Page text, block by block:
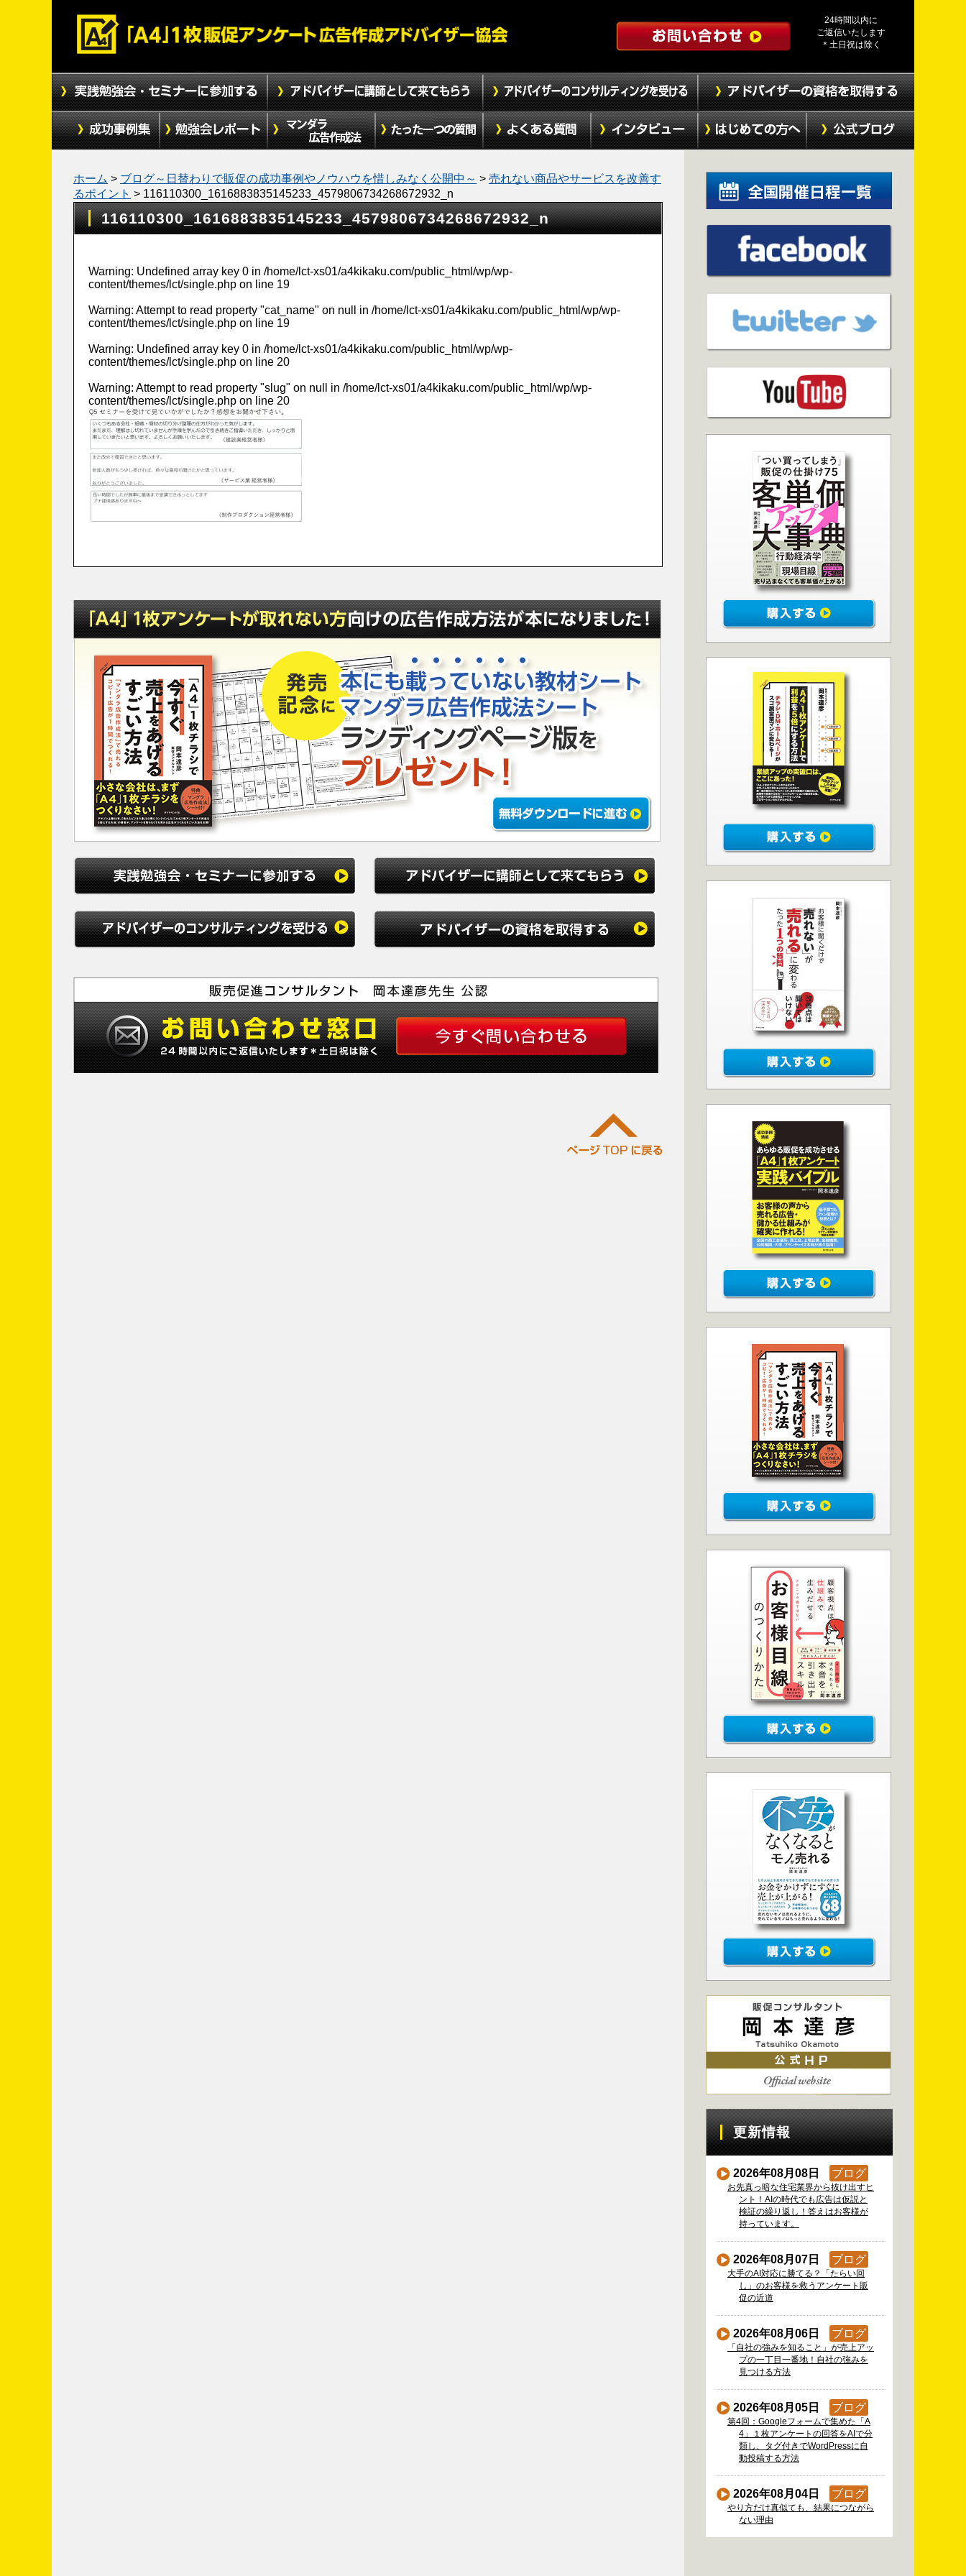
24時間以内に
ご返信いたします
＊土日祝は除く
ホーム > ブログ～日替わりで販促の成功事例やノウハウを惜しみなく公開中～ > 売れない商品やサービスを改善す
るポイント > 116110300_1616883835145233_4579806734268672932_n
116110300_1616883835145233_4579806734268672932_n
Warning: Undefined array key 0 in /home/lct-xs01/a4kikaku.com/public_html/wp/wp-
content/themes/lct/single.php on line 19
Warning: Attempt to read property "cat_name" on null in /home/lct-xs01/a4kikaku.com/public_html/wp/wp-
content/themes/lct/single.php on line 19
Warning: Undefined array key 0 in /home/lct-xs01/a4kikaku.com/public_html/wp/wp-
content/themes/lct/single.php on line 20
Warning: Attempt to read property "slug" on null in /home/lct-xs01/a4kikaku.com/public_html/wp/wp-
content/themes/lct/single.php on line 20
更新情報
2026年08月08日 ブログ
お先真っ暗な住宅業界から抜け出すヒ
ント！AIの時代でも広告は仮説と
検証の繰り返し！答えはお客様が
持っています。
2026年08月07日 ブログ
大手のAI対応に勝てる？「たらい回
し」のお客様を救うアンケート販
促の近道
2026年08月06日 ブログ
「自社の強みを知ること」が売上アッ
プの一丁目一番地！自社の強みを
見つける方法
2026年08月05日 ブログ
第4回：Googleフォームで集めた「A
4」１枚アンケートの回答をAIで分
類し、タグ付きでWordPressに自
動投稿する方法
2026年08月04日 ブログ
やり方だけ真似ても、結果につながら
ない理由